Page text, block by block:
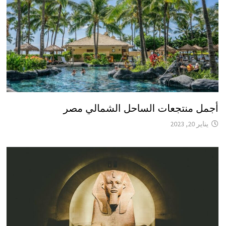
أجمل منتجعات الساحل الشمالي مصر
يناير 20, 2023